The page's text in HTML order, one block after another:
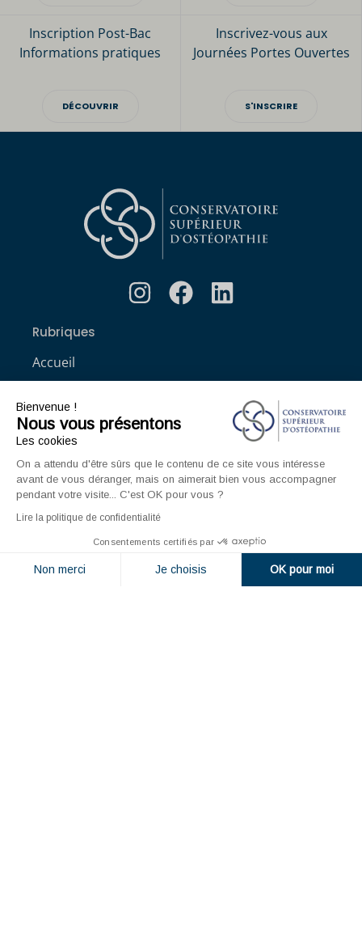
Bienvenue !
Nous vous présentons
Les cookies
On a attendu d'être sûrs que le contenu de ce site vous intéresse
avant de vous déranger, mais on aimerait bien vous accompagner
pendant votre visite... C'est OK pour vous ?
Lire la politique de confidentialité
Consentements certifiés par
Non merci Je choisis OK pour moi
Inscription Post-Bac
Informations pratiques
DÉCOUVRIR
Inscrivez-vous aux
Journées Portes Ouvertes
S'INSCRIRE
Rubriques
Accueil
L’école
Recherche
Clinique externe
Clinique ostéopathique interne du CSO Paris
Service aux étudiants
ACCÈS ÉTUDIANT
Formations